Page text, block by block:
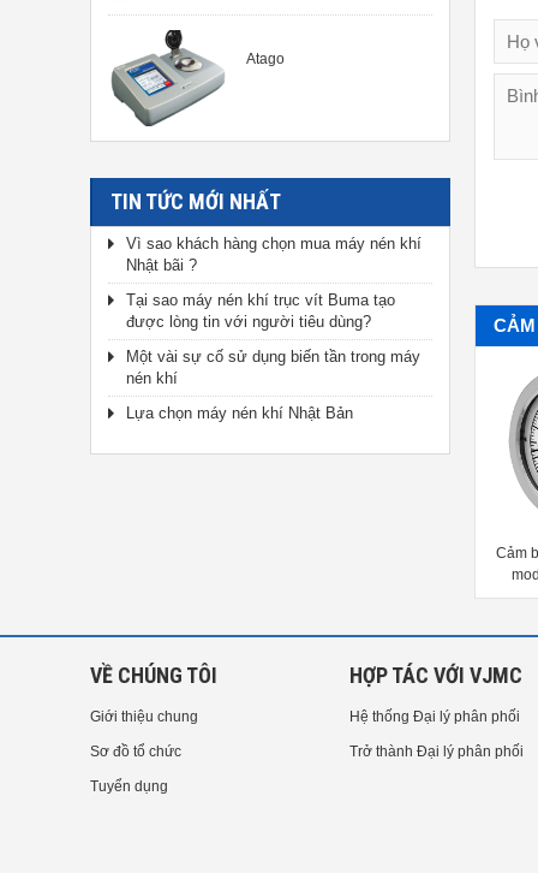
Atago
TIN TỨC MỚI NHẤT
Vì sao khách hàng chọn mua máy nén khí
Nhật bãi ?
Tại sao máy nén khí trục vít Buma tạo
được lòng tin với người tiêu dùng?
Một vài sự cố sử dụng biến tần trong máy
nén khí
Lựa chọn máy nén khí Nhật Bản
Cảm
VỀ CHÚNG TÔI
Giới thiệu chung
Sơ đồ tổ chức
Tuyển dụng
HỢP TÁC VỚI VJMC
Hệ thống Đại lý phân phối
Trở thành Đại lý phân phối